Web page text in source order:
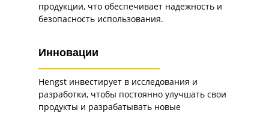
Инновации
продукции, что обеспечивает надежность и
безопасность использования.
Hengst инвестирует в исследования и
разработки, чтобы постоянно улучшать свои
продукты и разрабатывать новые